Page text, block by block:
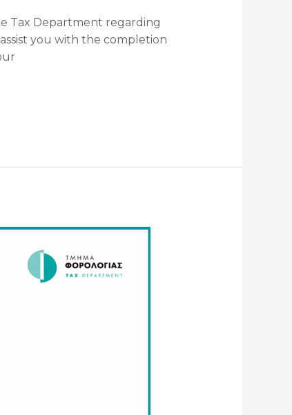
Tax Department regarding
you with the completion